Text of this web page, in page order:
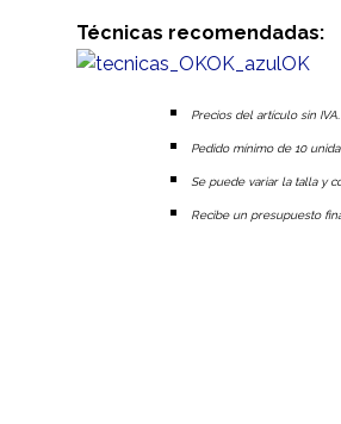
Técnicas recomendadas:
Precios del artículo sin
Pedido mínimo de 10
Se puede variar la talla y
Recibe un presupuesto